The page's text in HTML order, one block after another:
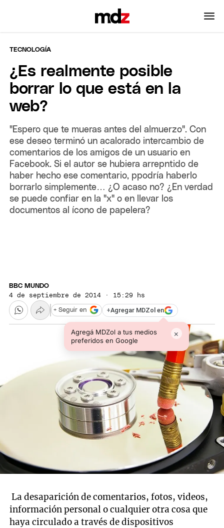
TECNOLOGÍA
¿Es realmente posible
borrar lo que está en la
web?
"Espero que te mueras antes del almuerzo". Con
ese deseo terminó un acalorado intercambio de
comentarios de los amigos de un usuario en
Facebook. Si el autor se hubiera arrepntido de
haber hecho ese comentario, ppodría haberlo
borrarlo simplemente… ¿O acaso no? ¿En verdad
se puede confiar en la "x" o en llevar los
documentos al ícono de papelera?
BBC MUNDO
4 de septiembre de 2014 · 15:29 hs
+Agregar MDZol en
Agregá MDZol a tus medios
preferidos en Google
×
+ Seguir en
La desaparición de comentarios, fotos, videos,
información personal o cualquier otra cosa que
haya circulado a través de dispositivos